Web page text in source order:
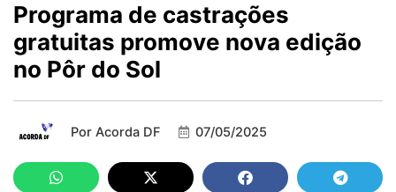
Programa de castrações
gratuitas promove nova edição
no Pôr do Sol
Por Acorda DF 07/05/2025